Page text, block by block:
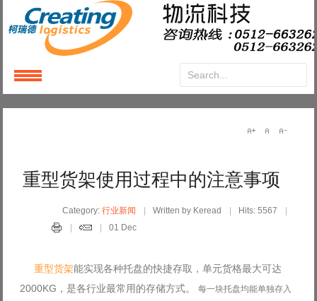
重型货架使用过程中的注意事项
Category:行业新闻 Written by Keread
Hits: 5567
01 Dec
重型货架能实现各种托盘的快捷存取，单元货格最大可达
2000KG，是各行业最常用的存储方式。
每一块托盘均能单独存入
LoginorRegister